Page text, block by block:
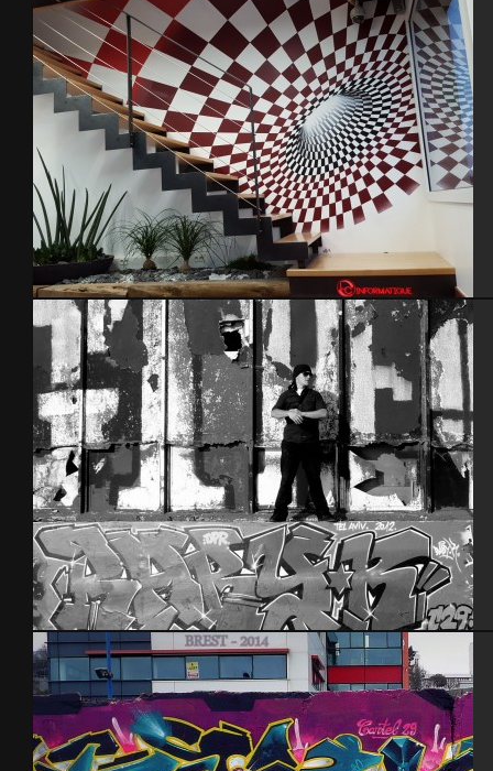
Magasin LC Informatique – Cherbourg
Tel Aviv 2012